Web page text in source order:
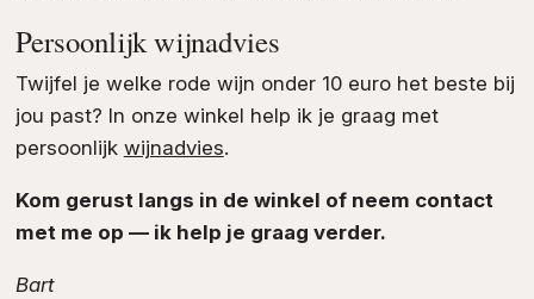
Persoonlijk wijnadvies
Twijfel je welke rode wijn onder 10 euro het beste bij
jou past? In onze winkel help ik je graag met
persoonlijk wijnadvies.
Kom gerust langs in de winkel of neem contact
met me op — ik help je graag verder.
Bart